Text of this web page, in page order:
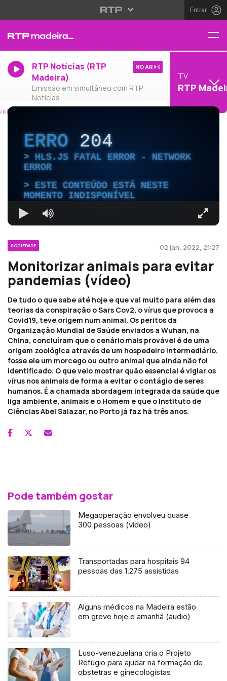
Entrar
RTP Notícias (RTP
Madeira)
Emissão em simultâneo com RTP
Notícias
NO AR
TV
RTP
ERRO204
HLS.JS FATAL ERROR - NETWORK
ERROR
ESTE CONTEÚDO ESTÁ NESTE
MOMENTO INDISPONÍVEL
SOCIEDADE 02 jan, 2022, 21:27
Monitorizar animais para evitar
pandemias (vídeo)
De tudo o que sabe até hoje e que vai muito para além das
teorias da conspiração o Sars Cov2, o vírus que provoca a
Covid19, teve origem num animal. Os peritos da
Organização Mundial de Saúde enviados a Wuhan, na
China, concluíram que o cenário mais provável é de uma
origem zoológica através de um hospedeiro intermediário,
fosse ele um morcego ou outro animal que ainda não foi
identificado. O que veio mostrar quão essencial é vigiar os
vírus nos animais de forma a evitar o contágio de seres
humanos. É a chamada abordagem integrada da saúde que
liga ambiente, animais e o Homem e que o Instituto de
Ciências Abel Salazar, no Porto já faz há três anos.
Pode também gostar
Megaoperação envolveu quase
300 pessoas (vídeo)
Transportadas para hospitais 94
pessoas das 1.275 assistidas
Alguns médicos na Madeira estão
em greve hoje e amanhã (áudio)
Luso-venezuelana cria o Projeto
Refúgio para ajudar na formação de
obstetras e ginecologistas